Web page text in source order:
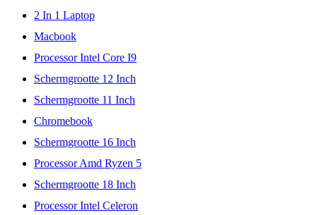
2 In 1 Laptop
Macbook
Processor Intel Core I9
Schermgrootte 12 Inch
Schermgrootte 11 Inch
Chromebook
Schermgrootte 16 Inch
Processor Amd Ryzen 5
Schermgrootte 18 Inch
Processor Intel Celeron